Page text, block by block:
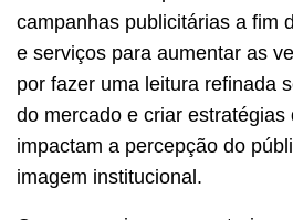
campanhas publicitárias a fim
e serviços para aumentar as
por fazer uma leitura refinada
do mercado e criar estratégias
impactam a percepção do
imagem institucional.